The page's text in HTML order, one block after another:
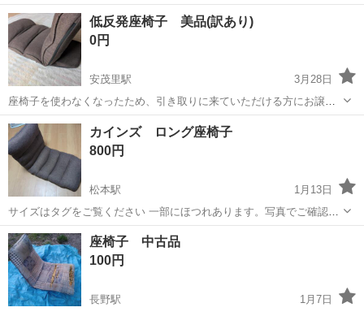
お付けします ほとんど使うことなくインテリアとなっておりました ま
だまだご活用いただけます ご検討よろしくお願いいたします
長野 長野市 長野駅 椅子 ポエング
低反発座椅子 美品(訳あり)
0円
安茂里駅
3月28日
座椅子を使わなくなったため、引き取りに来ていただける方にお譲り
したいと思います。 注意点として、背もたれが立たなくなっていま
す。(本来は写真1枚目のように背もたれの角度を14段階で調整可能) ヘ
ッドレストやフットレストは問...
長野 長野市 安茂里駅 椅子 背もたれ
カインズ ロング座椅子
800円
松本駅
1月13日
サイズはタグをご覧ください 一部にほつれあります。写真でご確認く
ださい。 中古品ですので 神経質な方はご遠慮ください
長野 松本市 松本駅 椅子
座椅子 中古品
100円
長野駅
1月7日